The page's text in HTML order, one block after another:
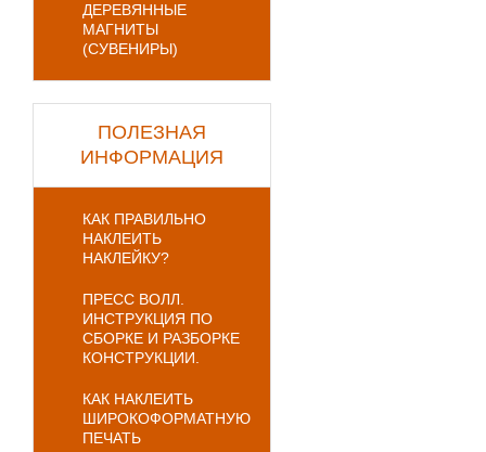
ДЕРЕВЯННЫЕ
МАГНИТЫ
(СУВЕНИРЫ)
ПОЛЕЗНАЯ
ИНФОРМАЦИЯ
КАК ПРАВИЛЬНО
НАКЛЕИТЬ
НАКЛЕЙКУ?
ПРЕСС ВОЛЛ.
ИНСТРУКЦИЯ ПО
СБОРКЕ И РАЗБОРКЕ
КОНСТРУКЦИИ.
КАК НАКЛЕИТЬ
ШИРОКОФОРМАТНУЮ
ПЕЧАТЬ